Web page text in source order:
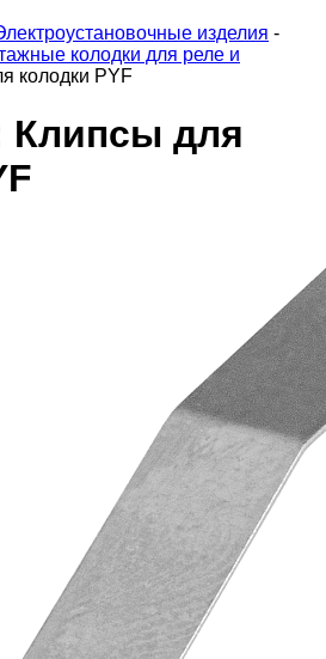
изделия -
колодки для реле и
колодки PYF
Клипсы для